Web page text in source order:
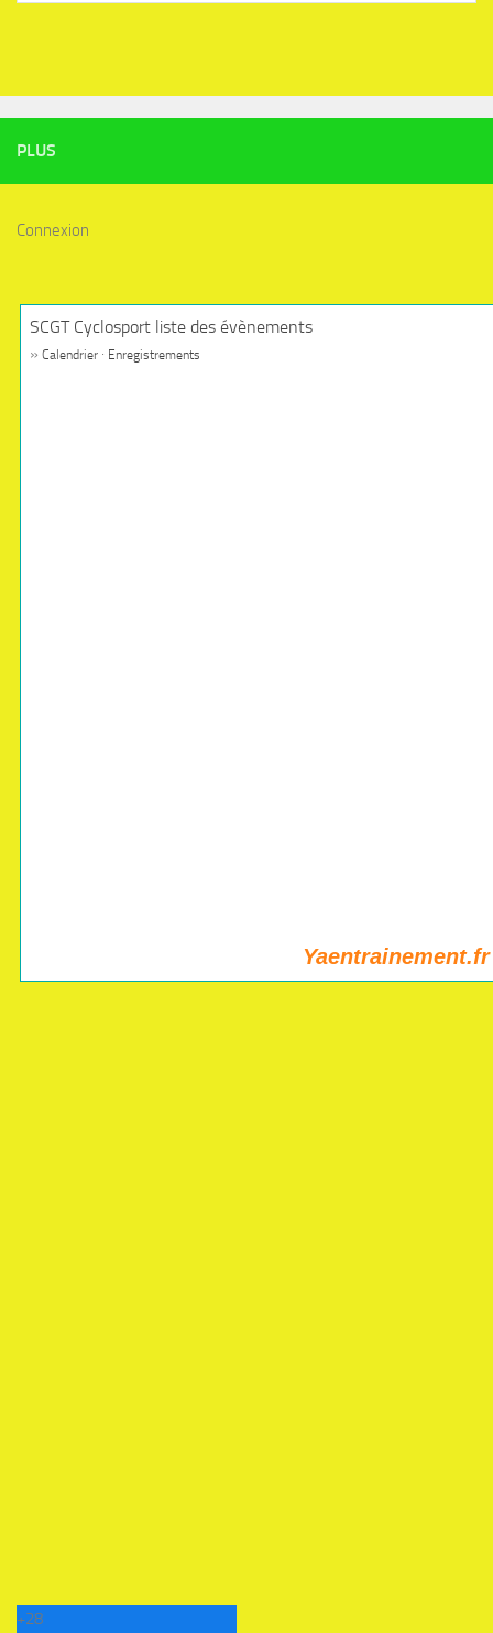
PLUS
Connexion
SCGT Cyclosport liste des évènements
» Calendrier · Enregistrements
Yaentrainement.fr
+28